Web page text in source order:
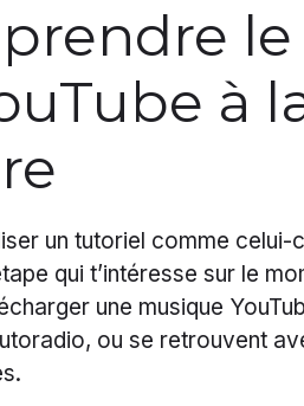
à
un tutoriel comme celui-
qui t’intéresse sur le
une musique
ou se retrouvent